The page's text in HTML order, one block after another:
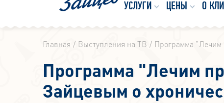
УСЛУГИ ЦЕНЫ О
Главная Выступления на ТВ Программа "Лечим
Программа "Лечим
Зайцевым о